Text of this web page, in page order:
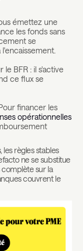
émettez une
les fonds sans
se
BFR : il s'active
ce flux se
financer les
opérationnelles
règles stables
ne se substitue
complète sur la
couvrent le